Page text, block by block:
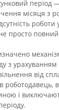
період
місяця з
роботи
просто
з
від
роботодавець,
і